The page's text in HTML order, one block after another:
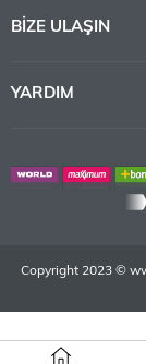
BİZE ULAŞIN
YARDIM
Copyright 2023 ©